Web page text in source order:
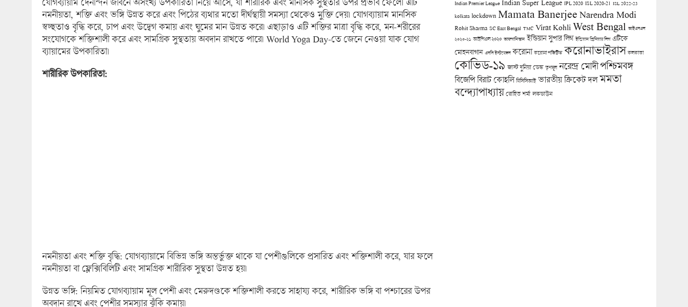
নমনীয়তা, শক্তি এবং ভঙ্গি উন্নত করে এবং পিঠের ব্যথার মতো দীর্ঘস্থায়ী সমস্যা থেকেও মুক্তি দেয়। যোগব্যায়াম মানসিক
স্বচ্ছতাও বৃদ্ধি করে, চাপ এবং উদ্বেগ কমায় এবং ঘুমের মান উন্নত করে। এছাড়াও এটি শক্তির মাত্রা বৃদ্ধি করে, মন-শরীরের
সংযোগকে শক্তিশালী করে এবং সামগ্রিক সুস্থতায় অবদান রাখতে পারে। World Yoga Day-তে জেনে নেওয়া যাক যোগ
ব্যায়ামের উপকারিতা।
শারীরিক উপকারিতা:
নমনীয়তা এবং শক্তি বৃদ্ধি: যোগব্যায়ামে বিভিন্ন ভঙ্গি অন্তর্ভুক্ত থাকে যা পেশীগুলিকে প্রসারিত এবং শক্তিশালী করে, যার ফলে
নমনীয়তা বা ফ্লেক্সিবিলিটি এবং সামগ্রিক শারীরিক সুস্থতা উন্নত হয়।
উন্নত ভঙ্গি: নিয়মিত যোগব্যায়াম মূল পেশী এবং মেরুদণ্ডকে শক্তিশালী করতে সাহায্য করে, শারীরিক ভঙ্গি বা পশ্চারের উপর
অবদান রাখে এবং পেশীর সমস্যার ঝুঁকি কমায়।
Indian Premier League Indian Super League IPL 2020 ISL 2020-21 ISL 2022-23
kolkata lockdown Mamata Banerjee Narendra Modi
Rohit Sharma SC East Bengal TMC Virat Kohli West Bengal আইএসএল
২০২০-২১ আইপিএল ২০২০ আফগানিস্তান ইন্ডিয়ান সুপার লিগ ইন্ডিয়ান প্রিমিয়ার লিগ এটিকে
মোহনবাগান এসসি ইস্টবেঙ্গল করোনা করোনা পজিটিভ করোনাভাইরাস কলকাতা
কোভিড-১৯ জাস্ট দুনিয়া ডেস্ক তৃণমূল নরেন্দ্র মোদী পশ্চিমবঙ্গ
বিজেপি বিরাট কোহলি বিসিসিআই ভারতীয় ক্রিকেট দল মমতা
বন্দ্যোপাধ্যায় রোহিত শর্মা লকডাউন